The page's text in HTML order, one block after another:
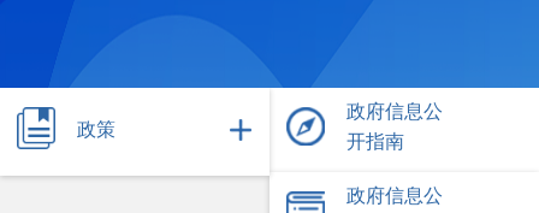
政策
政府信息公
开指南
政府信息公